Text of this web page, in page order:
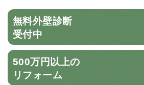
無料外壁診断
受付中
500万円以上の
リフォーム